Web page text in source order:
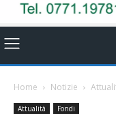
Home Notizie
Attualità Fondi